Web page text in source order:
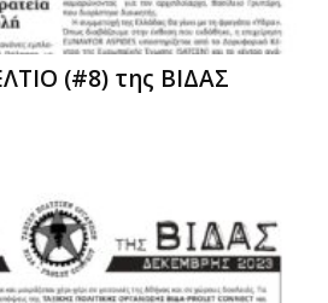
(#8) της ΒΙΔΑΣ